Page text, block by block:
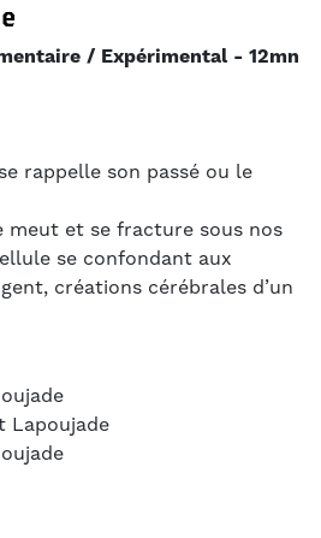
/ Expérimental
12mn
rappelle son passé ou le
meut et se fracture sous nos
se confondant aux
créations cérébrales d’un
Lapoujade